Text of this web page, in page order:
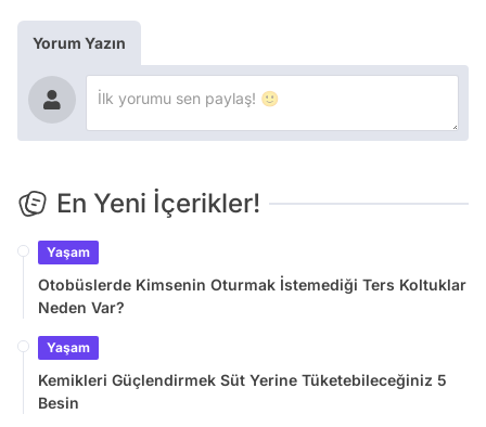
Yorum Yazın
En Yeni İçerikler!
Yaşam
Otobüslerde Kimsenin Oturmak İstemediği Ters Koltuklar
Neden Var?
Yaşam
Kemikleri Güçlendirmek Süt Yerine Tüketebileceğiniz 5
Besin